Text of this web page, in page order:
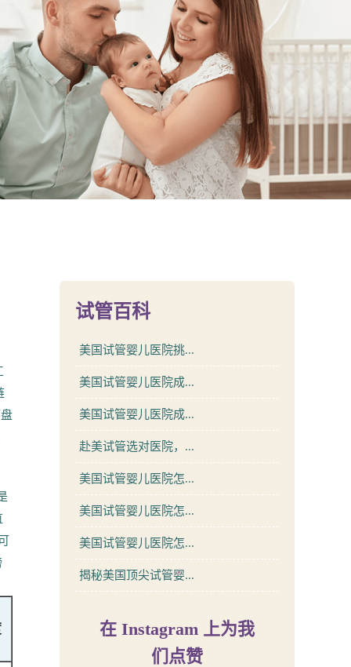
试管百科
美国试管婴儿医院挑...
美国试管婴儿医院成...
美国试管婴儿医院成...
赴美试管选对医院，...
美国试管婴儿医院怎...
美国试管婴儿医院怎...
美国试管婴儿医院怎...
揭秘美国顶尖试管婴...
在 Instagram 上为我
们点赞